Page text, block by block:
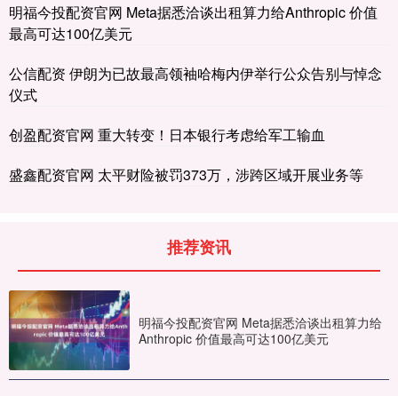
明福今投配资官网 Meta据悉洽谈出租算力给Anthropic 价值
最高可达100亿美元
公信配资 伊朗为已故最高领袖哈梅内伊举行公众告别与悼念
仪式
创盈配资官网 重大转变！日本银行考虑给军工输血
盛鑫配资官网 太平财险被罚373万，涉跨区域开展业务等
推荐资讯
明福今投配资官网 Meta据悉洽谈出租算力给
Anthropic 价值最高可达100亿美元